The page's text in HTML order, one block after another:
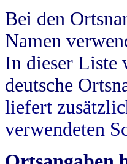
Bei den
Namen
In dieser Liste
deutsche
liefert
verwendeten